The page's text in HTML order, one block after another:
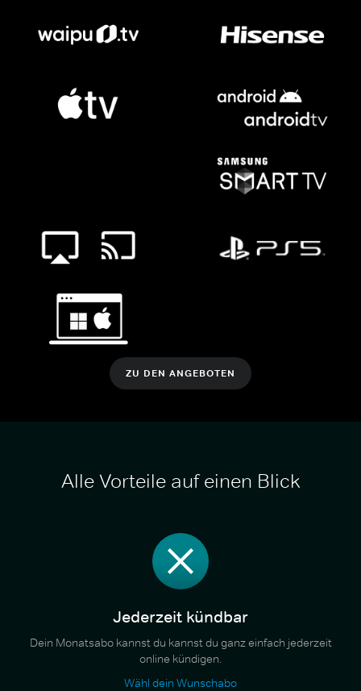
ZU DEN ANGEBOTEN
Alle Vorteile auf einen Blick
Jederzeit kündbar
Dein Monatsabo kannst du kannst du ganz einfach jederzeit
online kündigen.
Wähl dein Wunschabo